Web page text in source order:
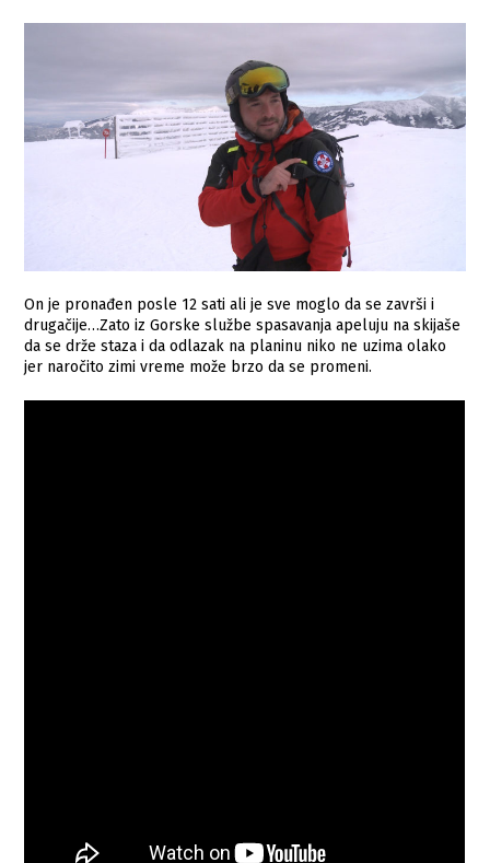
On je pronađen posle 12 sati ali je sve moglo da se završi i
drugačije…Zato iz Gorske službe spasavanja apeluju na skijaše
da se drže staza i da odlazak na planinu niko ne uzima olako
jer naročito zimi vreme može brzo da se promeni.